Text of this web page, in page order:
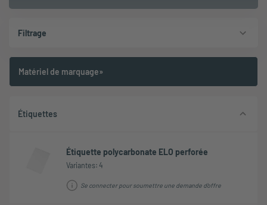
Filtrage
Matériel de marquage»
Étiquettes
Étiquette polycarbonate ELO perforée
Variantes: 4
Se connecter pour soumettre une demande d'offre